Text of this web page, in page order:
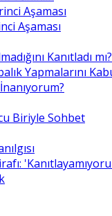
Aşaması
Aşaması
Kanıtladı
Yapmalarını
Biriyle Sohbet